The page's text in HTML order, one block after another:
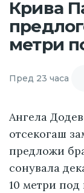
Крива
метри
Пред 23 часа
Ангела
отсекогаш
предложи
сонувала
10 метри